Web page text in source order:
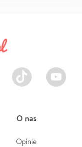
TikTok Youtube
O nas
Opinie